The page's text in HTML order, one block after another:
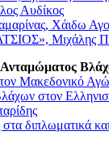
Αυδίκος
Χάιδω
Μιχάλης
Μακεδονικό
στον
διπλωματικά